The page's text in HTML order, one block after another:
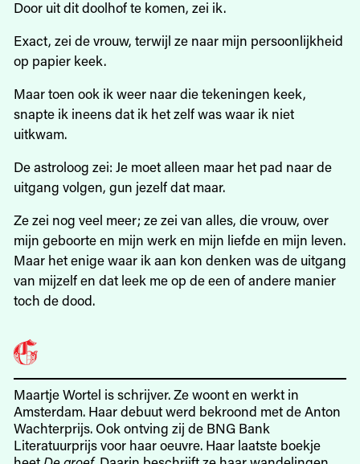
Door uit dit doolhof te komen, zei ik.
Exact, zei de vrouw, terwijl ze naar mijn persoonlijkheid
op papier keek.
Maar toen ook ik weer naar die tekeningen keek,
snapte ik ineens dat ik het zelf was waar ik niet
uitkwam.
De astroloog zei: Je moet alleen maar het pad naar de
uitgang volgen, gun jezelf dat maar.
Ze zei nog veel meer; ze zei van alles, die vrouw, over
mijn geboorte en mijn werk en mijn liefde en mijn leven.
Maar het enige waar ik aan kon denken was de uitgang
van mijzelf en dat leek me op de een of andere manier
toch de dood.
Maartje Wortel is schrijver. Ze woont en werkt in
Amsterdam. Haar debuut werd bekroond met de Anton
Wachterprijs. Ook ontving zij de BNG Bank
Literatuurprijs voor haar oeuvre. Haar laatste boekje